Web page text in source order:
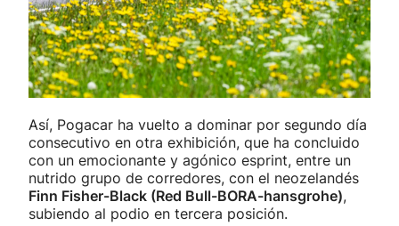
Así, Pogacar ha vuelto a dominar por segundo día
consecutivo en otra exhibición, que ha concluido
con un emocionante y agónico esprint, entre un
nutrido grupo de corredores, con el neozelandés
Finn Fisher-Black (Red Bull-BORA-hansgrohe),
subiendo al podio en tercera posición.